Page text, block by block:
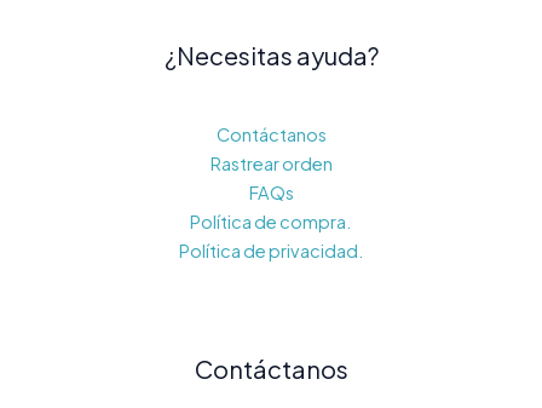
¿Necesitas ayuda?
Contáctanos
Rastrear orden
FAQs
Política de compra.
Política de privacidad.
Contáctanos